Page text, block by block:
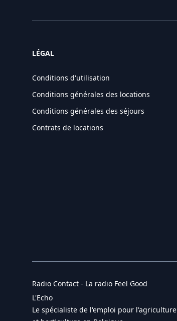
LÉGAL
Conditions d'utilisation
Conditions générales des locations
Conditions générales des séjours
Contrats de locations
Radio Contact - La radio Feel Good
L'Echo
Le spécialiste de l'emploi pour l'agriculture